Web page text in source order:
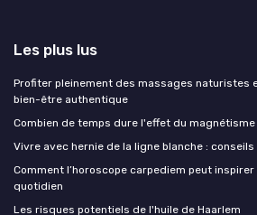
Les plus lus
Profiter pleinement des massages naturistes
bien-être authentique
Combien de temps dure l'effet du magnétisme
Vivre avec hernie de la ligne blanche :
Comment l’horoscope carpediem peut
quotidien
Les risques potentiels de l'huile de Haarlem